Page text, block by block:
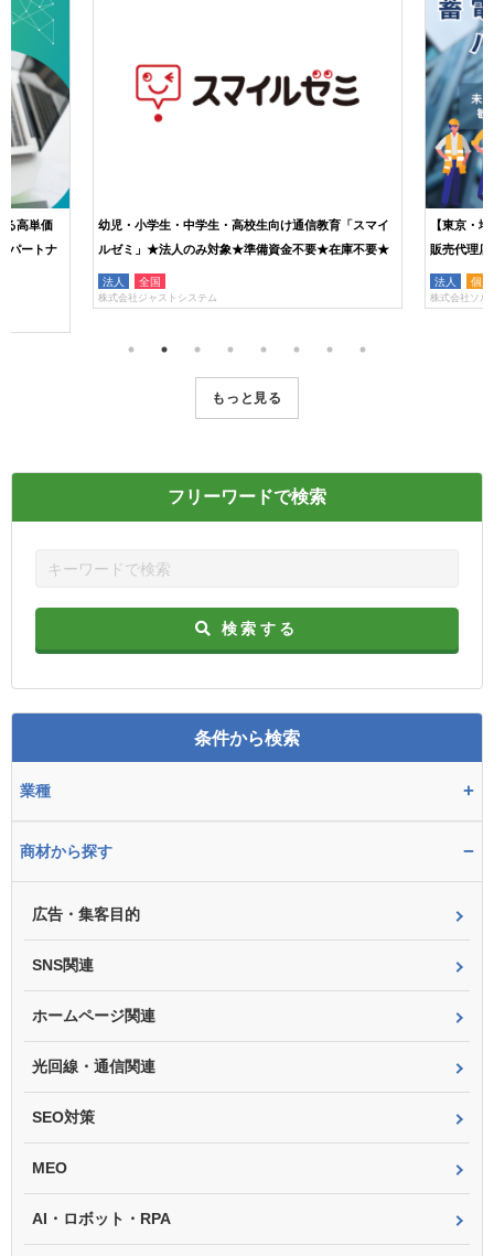
る高単価
パートナ
幼児・小学生・中学生・高校生向け通信教育「スマイ
ルゼミ」★法人のみ対象★準備資金不要★在庫不要★
法人 全国
株式会社ジャストシステム
【東京・
販売代理店
法人 個人
株式会社ソル
もっと見る
フリーワードで検索
検索する
条件から検索
業種 +
商材から探す −
広告・集客目的
SNS関連
ホームページ関連
光回線・通信関連
SEO対策
MEO
AI・ロボット・RPA